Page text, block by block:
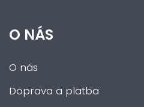
O NÁS
O nás
Doprava a platba